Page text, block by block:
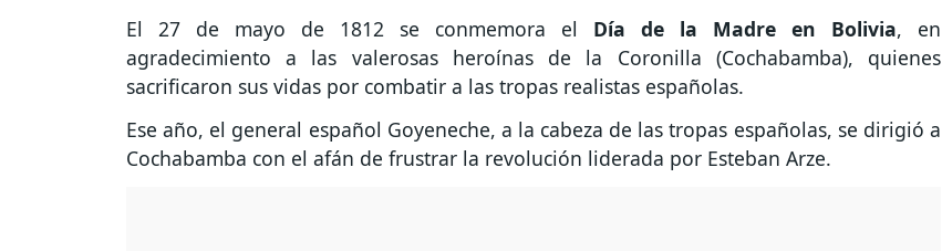
El 27 de mayo de 1812 se conmemora el Día de la Madre en Bolivia, en
agradecimiento a las valerosas heroínas de la Coronilla (Cochabamba), quienes
sacrificaron sus vidas por combatir a las tropas realistas españolas.
Ese año, el general español Goyeneche, a la cabeza de las tropas españolas, se dirigió a
Cochabamba con el afán de frustrar la revolución liderada por Esteban Arze.